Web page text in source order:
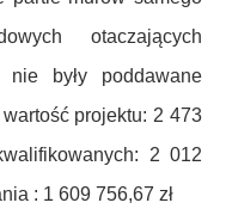
otaczających
nie
były poddawane
rtość projektu: 2 473
2 012
: 1 609 756,67 zł